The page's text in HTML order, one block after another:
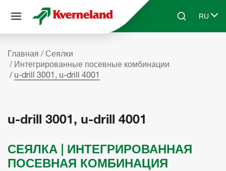
Skip to main contentSearchRU
Select
Главная
Сеялки
Интегрированные посевные комбинации
u-drill 3001, u-drill 4001
u-drill 3001, u-drill 4001
СЕЯЛКА | ИНТЕГРИРОВАННАЯ
ПОСЕВНАЯ КОМБИНАЦИЯ
Панель управления cookies